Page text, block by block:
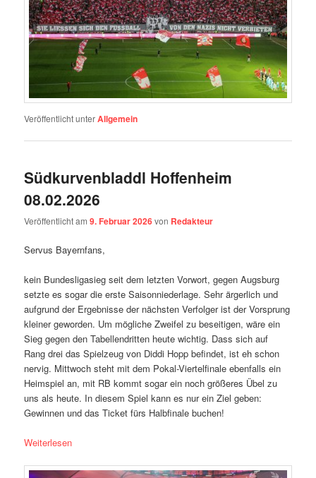
Veröffentlicht unterAllgemein
Südkurvenbladdl Hoffenheim
08.02.2026
Veröffentlicht am9. Februar 2026von Redakteur
Servus Bayernfans,
kein Bundesligasieg seit dem letzten Vorwort, gegen Augsburg
setzte es sogar die erste Saisonniederlage. Sehr ärgerlich und
aufgrund der Ergebnisse der nächsten Verfolger ist der Vorsprung
kleiner geworden. Um mögliche Zweifel zu beseitigen, wäre ein
Sieg gegen den Tabellendritten heute wichtig. Dass sich auf
Rang drei das Spielzeug von Diddi Hopp befindet, ist eh schon
nervig. Mittwoch steht mit dem Pokal-Viertelfinale ebenfalls ein
Heimspiel an, mit RB kommt sogar ein noch größeres Übel zu
uns als heute. In diesem Spiel kann es nur ein Ziel geben:
Gewinnen und das Ticket fürs Halbfinale buchen!
Weiterlesen